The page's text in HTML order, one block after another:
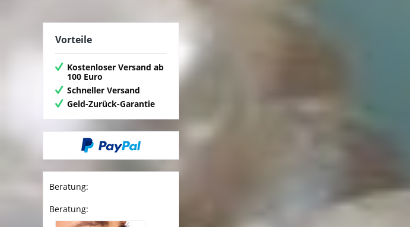
Vorteile
Kostenloser Versand ab
100 Euro
Schneller Versand
Geld-Zurück-Garantie
Beratung:
Beratung: